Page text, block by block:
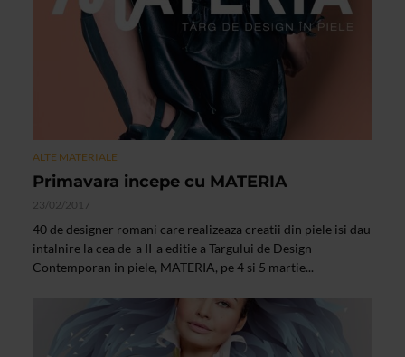
ALTE MATERIALE
Primavara incepe cu MATERIA
23/02/2017
40 de designer romani care realizeaza creatii din piele isi dau
intalnire la cea de-a II-a editie a Targului de Design
Contemporan in piele, MATERIA, pe 4 si 5 martie...